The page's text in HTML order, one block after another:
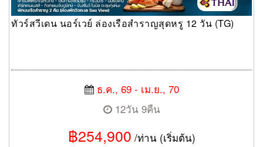
ทัวร์สวีเดน นอร์เวย์ ล่องเรือสำราญสุดหรู 12 วัน (TG)
ธ.ค., 69 - เม.ย., 70
12วัน 9คืน
฿254,900 /ท่าน (เริ่มต้น)